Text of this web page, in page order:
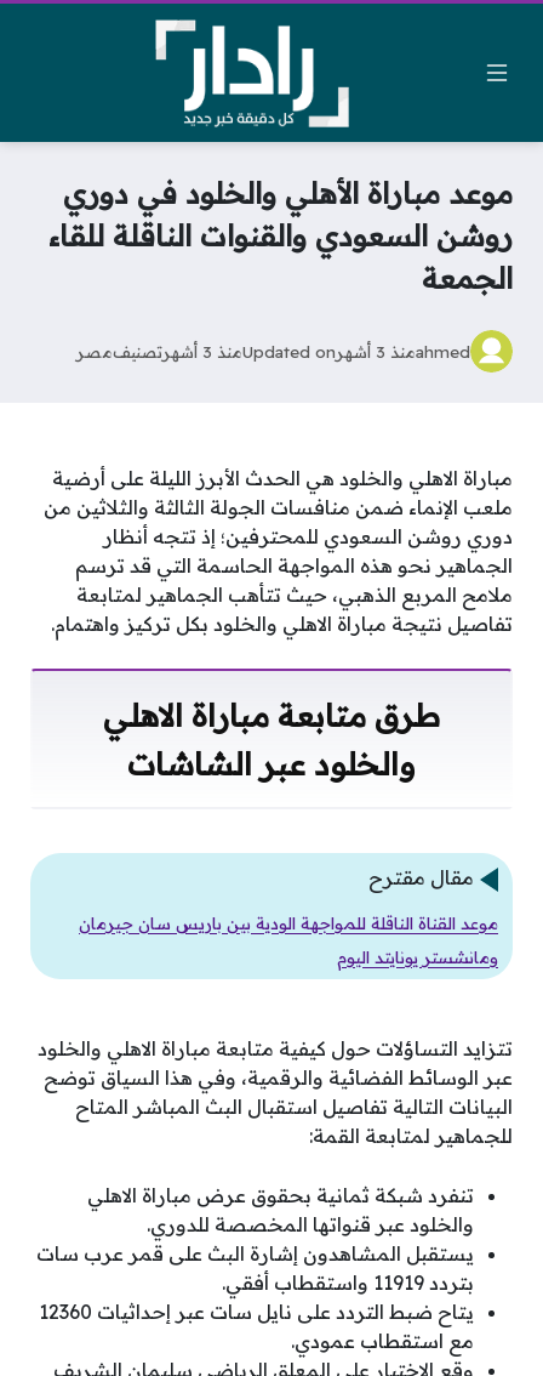
موعد مباراة الأهلي والخلود في دوري
روشن السعودي والقنوات الناقلة للقاء
الجمعة
ahmedمنذ 3 أشهر Updated onمنذ 3 أشهر تصنيفمصر
مباراة الاهلي والخلود هي الحدث الأبرز الليلة على أرضية
ملعب الإنماء ضمن منافسات الجولة الثالثة والثلاثين من
دوري روشن السعودي للمحترفين؛ إذ تتجه أنظار
الجماهير نحو هذه المواجهة الحاسمة التي قد ترسم
ملامح المربع الذهبي، حيث تتأهب الجماهير لمتابعة
تفاصيل نتيجة مباراة الاهلي والخلود بكل تركيز واهتمام.
طرق متابعة مباراة الاهلي
والخلود عبر الشاشات
مقال مقترح
موعد القناة الناقلة للمواجهة الودية بين باريس سان جيرمان
ومانشستر يونايتد اليوم
تتزايد التساؤلات حول كيفية متابعة مباراة الاهلي والخلود
عبر الوسائط الفضائية والرقمية، وفي هذا السياق توضح
البيانات التالية تفاصيل استقبال البث المباشر المتاح
للجماهير لمتابعة القمة:
تنفرد شبكة ثمانية بحقوق عرض مباراة الاهلي
والخلود عبر قنواتها المخصصة للدوري.
يستقبل المشاهدون إشارة البث على قمر عرب سات
بتردد 11919 واستقطاب أفقي.
يتاح ضبط التردد على نايل سات عبر إحداثيات 12360
مع استقطاب عمودي.
وقع الاختيار على المعلق الرياضي سليمان الشريف